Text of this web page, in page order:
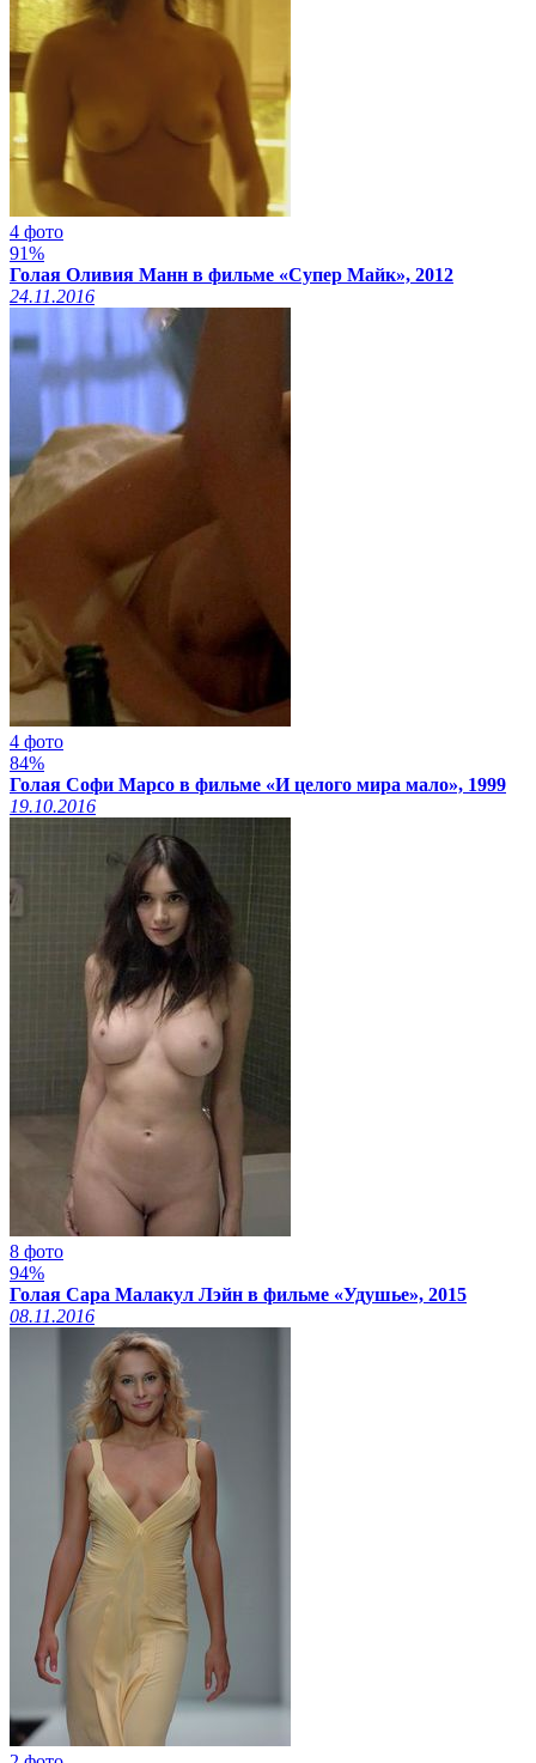
4 фото
91%
Голая Оливия Манн в фильме «Супер Майк», 2012
24.11.2016
4 фото
84%
Голая Софи Марсо в фильме «И целого мира мало», 1999
19.10.2016
8 фото
94%
Голая Сара Малакул Лэйн в фильме «Удушье», 2015
08.11.2016